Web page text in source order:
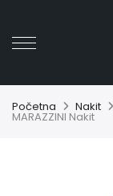
Početna Nakit
MARAZZINI Nakit